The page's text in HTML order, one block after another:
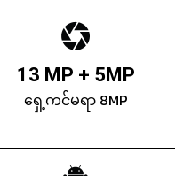
13 MP + 5MP
ရှေ့ကင်မရာ 8MP